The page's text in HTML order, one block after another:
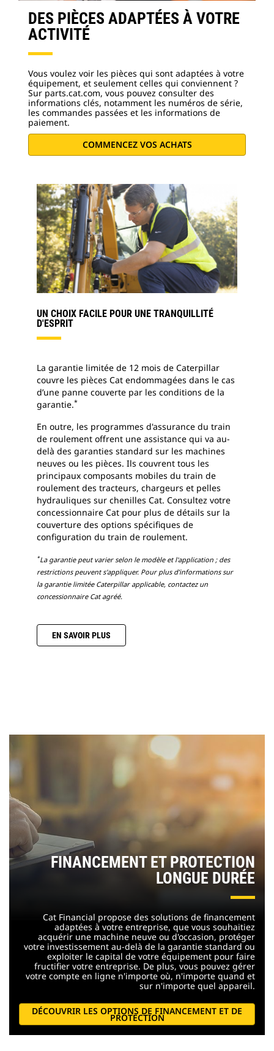
DES PIÈCES ADAPTÉES À VOTRE
ACTIVITÉ
Vous voulez voir les pièces qui sont adaptées à votre
équipement, et seulement celles qui conviennent ?
Sur parts.cat.com, vous pouvez consulter des
informations clés, notamment les numéros de série,
les commandes passées et les informations de
paiement.
COMMENCEZ VOS ACHATS
UN CHOIX FACILE POUR UNE TRANQUILLITÉ
D'ESPRIT
La garantie limitée de 12 mois de Caterpillar
couvre les pièces Cat endommagées dans le cas
d’une panne couverte par les conditions de la
garantie.*
En outre, les programmes d'assurance du train
de roulement offrent une assistance qui va au-
delà des garanties standard sur les machines
neuves ou les pièces. Ils couvrent tous les
principaux composants mobiles du train de
roulement des tracteurs, chargeurs et pelles
hydrauliques sur chenilles Cat. Consultez votre
concessionnaire Cat pour plus de détails sur la
couverture des options spécifiques de
configuration du train de roulement.
*La garantie peut varier selon le modèle et l'application ; des
restrictions peuvent s'appliquer. Pour plus d’informations sur
la garantie limitée Caterpillar applicable, contactez un
concessionnaire Cat agréé.
EN SAVOIR PLUS
FINANCEMENT ET PROTECTION
LONGUE DURÉE
Cat Financial propose des solutions de financement
adaptées à votre entreprise, que vous souhaitiez
acquérir une machine neuve ou d'occasion, protéger
votre investissement au-delà de la garantie standard ou
exploiter le capital de votre équipement pour faire
fructifier votre entreprise. De plus, vous pouvez gérer
votre compte en ligne n'importe où, n'importe quand et
sur n'importe quel appareil.
DÉCOUVRIR LES OPTIONS DE FINANCEMENT ET DE
PROTECTION